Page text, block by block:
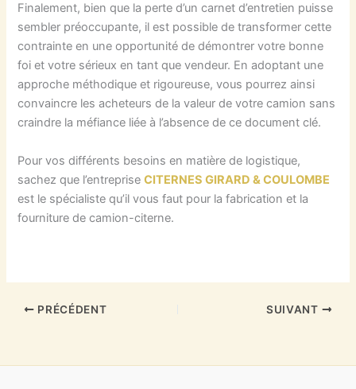
Finalement, bien que la perte d’un carnet d’entretien puisse
sembler préoccupante, il est possible de transformer cette
contrainte en une opportunité de démontrer votre bonne
foi et votre sérieux en tant que vendeur. En adoptant une
approche méthodique et rigoureuse, vous pourrez ainsi
convaincre les acheteurs de la valeur de votre camion sans
craindre la méfiance liée à l’absence de ce document clé.
Pour vos différents besoins en matière de logistique,
sachez que l’entrepriseCITERNES GIRARD & COULOMBE
est le spécialiste qu’il vous faut pour la fabrication et la
fourniture de camion-citerne.
PRÉCÉDENT SUIVANT